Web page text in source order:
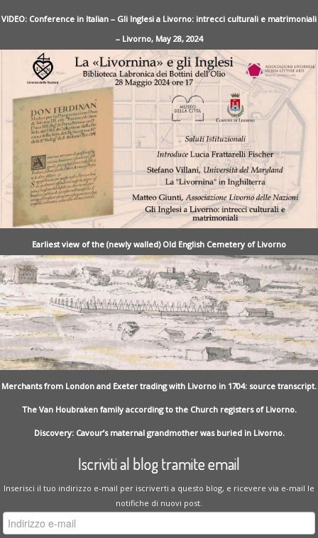
VIDEO: Conference in Italian – Gli Inglesi a Livorno: intrecci culturali e matrimoniali
– Livorno, May 28, 2024
Earliest view of the (newly walled) Old English Cemetery of Livorno
Merchants from London and Exeter trading with Livorno in 1704: source transcript.
The Van Houbraken family according to the Church registers of Livorno.
Discovery: Cavour’s maternal grandmother was buried in Livorno.
Iscriviti al blog tramite email
Inserisci il tuo indirizzo e-mail per iscriverti a questo blog, e ricevere via e-mail le
notifiche di nuovi post.
Indirizzo
e-